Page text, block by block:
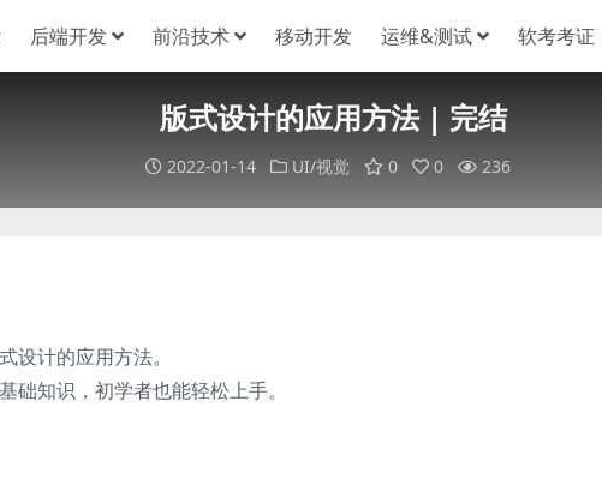
后端开发 前沿技术 移动开发 运维&测试 软考考证
版式设计的应用方法 | 完结
2022-01-14 UI/视觉 0 0 236
设计的应用方法。
础知识，初学者也能轻松上手。